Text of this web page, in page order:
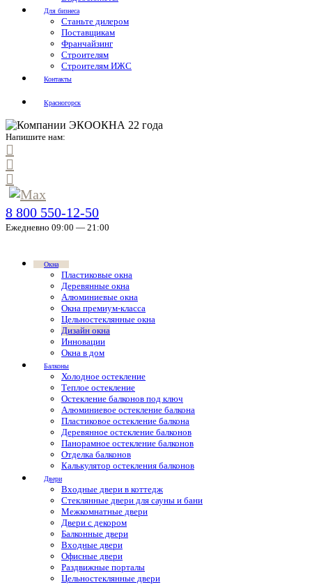
Для бизнеса
Станьте дилером
Поставщикам
Франчайзинг
Строителям
Строителям ИЖС
Контакты
Красногорск
Напишите нам:
8 800 550-12-50
Ежедневно 09:00 — 21:00
Окна
Пластиковые окна
Деревянные окна
Алюминиевые окна
Окна премиум-класса
Цельностеклянные окна
Дизайн окна
Инновации
Окна в дом
Балконы
Холодное остекление
Теплое остекление
Остекление балконов под ключ
Алюминиевое остекление балкона
Пластиковое остекление балкона
Деревянное остекление балконов
Панорамное остекление балконов
Отделка балконов
Калькулятор остекления балконов
Двери
Входные двери в коттедж
Стеклянные двери для сауны и бани
Межкомнатные двери
Двери с декором
Балконные двери
Входные двери
Офисные двери
Раздвижные порталы
Цельностеклянные двери